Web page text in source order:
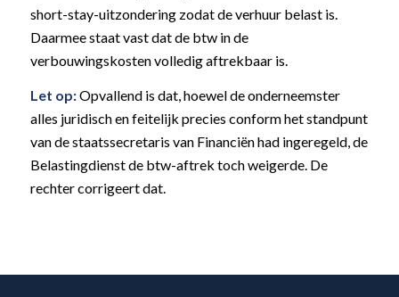
short-stay-uitzondering zodat de verhuur belast is.
Daarmee staat vast dat de btw in de
verbouwingskosten volledig aftrekbaar is.
Let op:Opvallend is dat, hoewel de onderneemster
alles juridisch en feitelijk precies conform het standpunt
van de staatssecretaris van Financiën had ingeregeld, de
Belastingdienst de btw-aftrek toch weigerde. De
rechter corrigeert dat.